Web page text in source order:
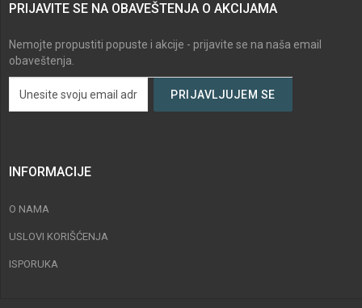
PRIJAVITE SE NA OBAVEŠTENJA O AKCIJAMA
Nemojte propustiti popuste i akcije - prijavite se na naša email
obaveštenja.
INFORMACIJE
O NAMA
USLOVI KORIŠĆENJA
ISPORUKA